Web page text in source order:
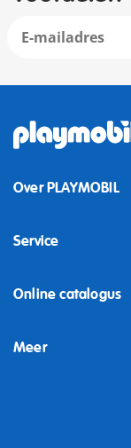
Over PLAYMOBIL
Service
Online catalogus
Meer